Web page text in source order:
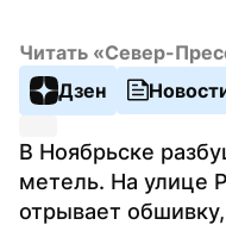
Читать «Север-
Дзен
В Ноябрьске
метель. На улице
отрывает